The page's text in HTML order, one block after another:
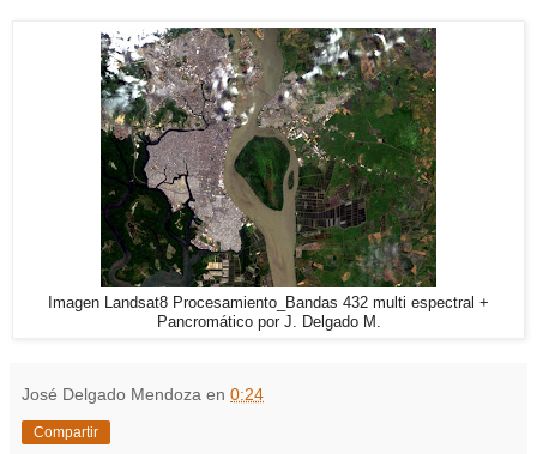
Imagen Landsat8 Procesamiento_Bandas 432 multi espectral +
Pancromático por J. Delgado M.
José Delgado Mendoza en 0:24
Compartir